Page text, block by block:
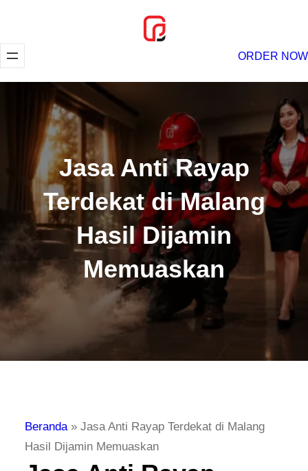
konten
ORDER NOW
Jasa Anti Rayap
Terdekat di Malang
Hasil Dijamin
Memuaskan
Beranda» Jasa Anti Rayap Terdekat di Malang
Hasil Dijamin Memuaskan